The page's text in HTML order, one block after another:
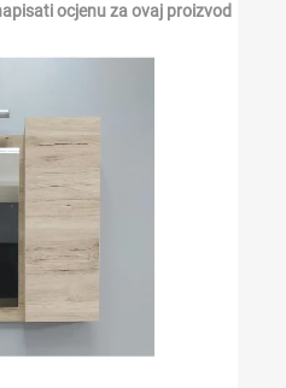
ocjenu za ovaj proizvod